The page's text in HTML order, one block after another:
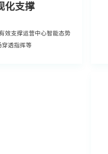
化支撑
效支撑运营中心智能态势
穿透指挥等